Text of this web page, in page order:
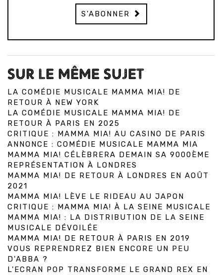
S'ABONNER
SUR LE MÊME SUJET
LA COMÉDIE MUSICALE MAMMA MIA! DE
RETOUR À NEW YORK
LA COMÉDIE MUSICALE MAMMA MIA! DE
RETOUR À PARIS EN 2025
CRITIQUE : MAMMA MIA! AU CASINO DE PARIS
ANNONCE : COMÉDIE MUSICALE MAMMA MIA
MAMMA MIA! CÉLÈBRERA DEMAIN SA 9000ÈME
REPRÉSENTATION À LONDRES
MAMMA MIA! DE RETOUR À LONDRES EN AOÛT
2021
MAMMA MIA! LÈVE LE RIDEAU AU JAPON
CRITIQUE : MAMMA MIA! À LA SEINE MUSICALE
MAMMA MIA! : LA DISTRIBUTION DE LA SEINE
MUSICALE DÉVOILÉE
MAMMA MIA! DE RETOUR À PARIS EN 2019
VOUS REPRENDREZ BIEN ENCORE UN PEU
D'ABBA ?
L'ECRAN POP TRANSFORME LE GRAND REX EN